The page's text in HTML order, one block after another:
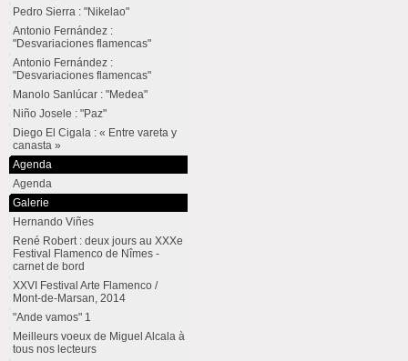
Pedro Sierra : "Nikelao"
Antonio Fernández :
"Desvariaciones flamencas"
Antonio Fernández :
"Desvariaciones flamencas"
Manolo Sanlúcar : "Medea"
Niño Josele : "Paz"
Diego El Cigala : « Entre vareta y
canasta »
Agenda
Agenda
Galerie
Hernando Viñes
René Robert : deux jours au XXXe
Festival Flamenco de Nîmes -
carnet de bord
XXVI Festival Arte Flamenco /
Mont-de-Marsan, 2014
"Ande vamos" 1
Meilleurs voeux de Miguel Alcala à
tous nos lecteurs